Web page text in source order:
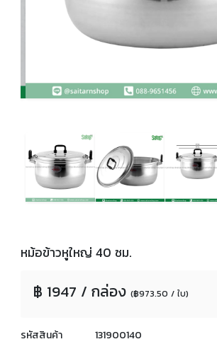
หม้อข้าวหูใหญ่ 40 ซม.
฿ 1947 / กล่อง (฿973.50 / ใบ)
รหัสสินค้า 131900140